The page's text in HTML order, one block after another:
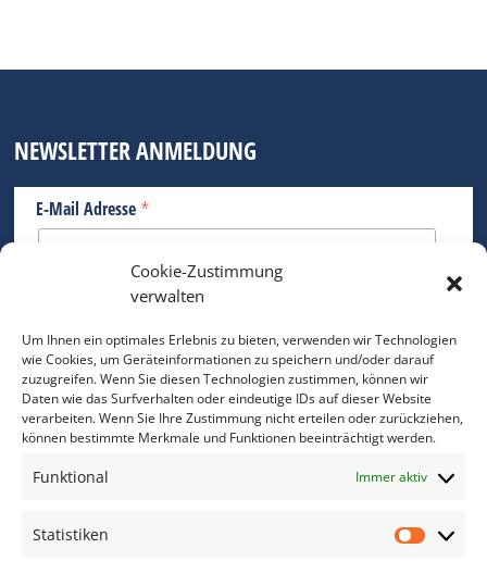
Cookie-Zustimmung
verwalten
Um Ihnen ein optimales Erlebnis zu bieten, verwenden wir Technologien
wie Cookies, um Geräteinformationen zu speichern und/oder darauf
zuzugreifen. Wenn Sie diesen Technologien zustimmen, können wir
Daten wie das Surfverhalten oder eindeutige IDs auf dieser Website
verarbeiten. Wenn Sie Ihre Zustimmung nicht erteilen oder zurückziehen,
können bestimmte Merkmale und Funktionen beeinträchtigt werden.
Funktional Immer aktiv
Statistiken
NEWSLETTER ANMELDUNG
E-Mail Adresse *
Bitte geben Sie Ihre E-Mail Adresse ein.
*